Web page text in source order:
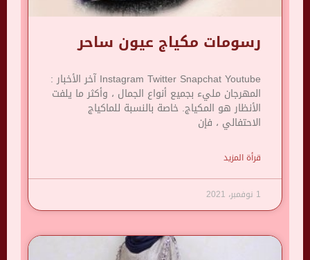
رسومات مكياج عيون ساحر
Instagram Twitter Snapchat Youtube آخر الأخبار :
المهرجان مليء بجميع أنواع الجمال ، وأكثر ما يلفت
الأنظار هو المكياج. خاصة بالنسبة للماكياج
الاحتفالي ، فإن
قرأة المزيد
1 نوفمبر، 2021